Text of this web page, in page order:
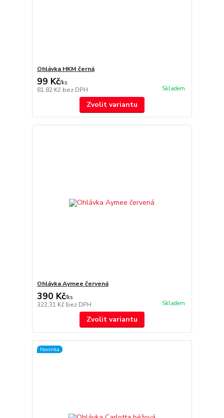
Ohlávka HKM černá
99 Kč/ks
81,82 Kč bez DPH Skladem
Zvolit variantu
Ohlávka Aymee červená
390 Kč/ks
322,31 Kč bez DPH Skladem
Zvolit variantu
Novinka